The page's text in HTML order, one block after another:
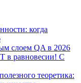
когда
слоем QA в 2026
в равновесии! С
теоретика: